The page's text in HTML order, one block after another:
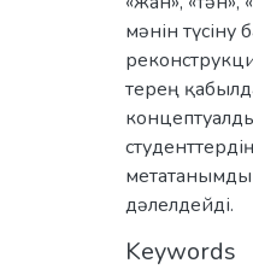
мәнін түсіну
терең
дәлелдейді.
Keywords